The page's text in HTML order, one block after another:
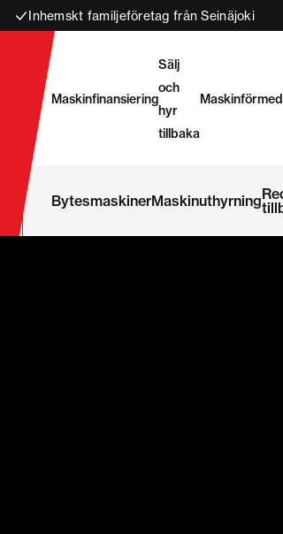
Inhemskt familjeföretag från Seinäjoki
Maskinfinansiering
Sälj
och
hyr
tillbaka
BytesmaskinerMaskinuthyrning